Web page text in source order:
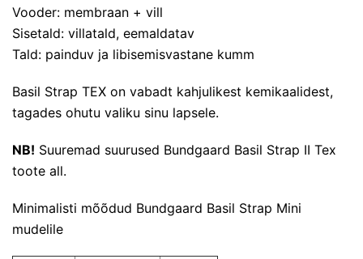
Vooder: membraan + vill
Sisetald: villatald, eemaldatav
Tald: painduv ja libisemisvastane kumm
Basil Strap TEX on vabadt kahjulikest kemikaalidest,
tagades ohutu valiku sinu lapsele.
NB! Suuremad suurused Bundgaard Basil Strap II Tex
toote all.
Minimalisti mõõdud Bundgaard Basil Strap Mini
mudelile